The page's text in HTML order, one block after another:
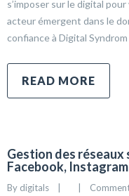
s’imposer sur le digital
acteur émergent dans le
confiance à Digital
READ MORE
Gestion des réseaux
Facebook,
By digitals